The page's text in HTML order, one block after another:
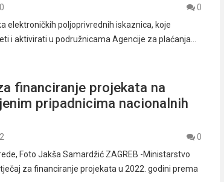
0
elektroničkih poljoprivrednih iskaznica, koje
i aktivirati u podružnicama Agencije za plaćanja…
financiranje projekata na
pripadnicima nacionalnih
0
Foto Jakša Samardžić ZAGREB -Ministarstvo
za financiranje projekata u 2022. godini prema